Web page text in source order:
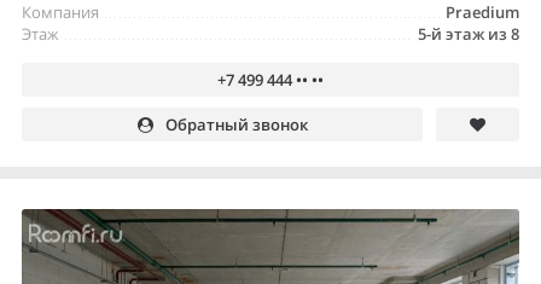
Praedium
Компания
5-й этаж из 8
Этаж
+7 499 444 •• ••
Обратный звонок